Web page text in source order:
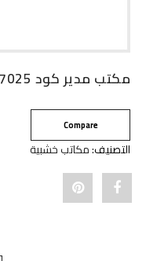
مكتب مدير كود 7025
Compare
التصنيف:مكاتب خشبية
Share
Pin